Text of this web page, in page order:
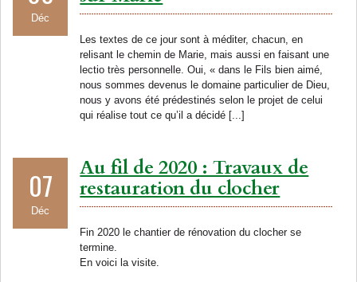
Déc
Les textes de ce jour sont à méditer, chacun, en
relisant le chemin de Marie, mais aussi en faisant une
lectio très personnelle. Oui, « dans le Fils bien aimé,
nous sommes devenus le domaine particulier de Dieu,
nous y avons été prédestinés selon le projet de celui
qui réalise tout ce qu’il a décidé [...]
07
Déc
Au fil de 2020 : Travaux de
restauration du clocher
Fin 2020 le chantier de rénovation du clocher se
termine.
En voici la visite.